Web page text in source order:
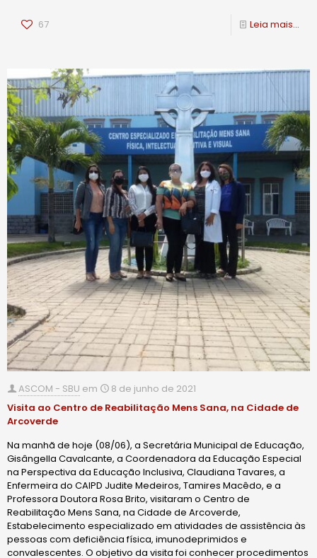
67 Leia mais...
ASCOM - SBU em
8 de junho de 2021
Visita ao Centro de Reabilitação Mens Sana, na Cidade de
Arcoverde
Na manhã de hoje (08/06), a Secretária Municipal de Educação,
Gisângella Cavalcante, a Coordenadora da Educação Especial
na Perspectiva da Educação Inclusiva, Claudiana Tavares, a
Enfermeira do CAIPD Judite Medeiros, Tamires Macêdo, e a
Professora Doutora Rosa Brito, visitaram o Centro de
Reabilitação Mens Sana, na Cidade de Arcoverde,
Estabelecimento especializado em atividades de assistência às
pessoas com deficiência física, imunodeprimidos e
convalescentes. O objetivo da visita foi conhecer procedimentos